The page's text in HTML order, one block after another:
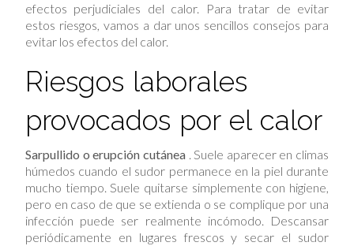
efectos perjudiciales del calor. Para tratar de evitar
estos riesgos, vamos a dar unos sencillos consejos para
evitar los efectos del calor.
Riesgos laborales
provocados por el calor
Sarpullido o erupción cutánea. Suele aparecer en climas
húmedos cuando el sudor permanece en la piel durante
mucho tiempo. Suele quitarse simplemente con higiene,
pero en caso de que se extienda o se complique por una
infección puede ser realmente incómodo. Descansar
periódicamente en lugares frescos y secar el sudor